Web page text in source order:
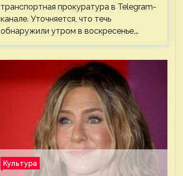
транспортная прокуратура в Telegram-
канале. Уточняется, что течь
обнаружили утром в воскресенье,…
Культура